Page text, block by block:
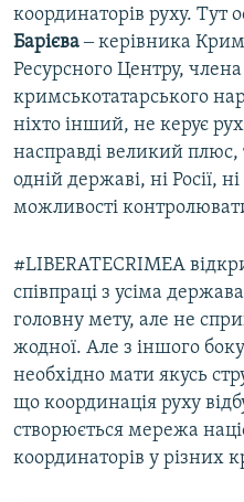
координаторів руху. Тут
Барієва‒ керівника
Ресурсного Центру,
кримськотатарського
ніхто інший, не керує
насправді великий
одній державі, ні Росії,
можливості
#LIBERATECRIMEA
співпраці з усіма
головну мету, але не
жодної. Але з іншого
необхідно мати якусь
що координація руху
створюється мережа
координаторів у різних